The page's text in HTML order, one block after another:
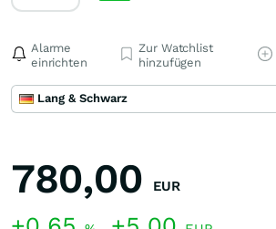
Alarme
einrichten
Zur Watchlist
hinzufügen
Lang & Schwarz
780,00 EUR